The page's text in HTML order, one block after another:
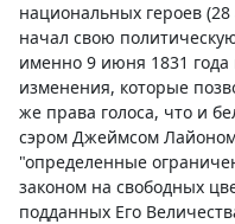
национальных героев
начал свою
именно 9 июня 1831
изменения, которые
же права голоса, что и
сэром Джеймсом
"определенные
законом на свободных
подданных Его